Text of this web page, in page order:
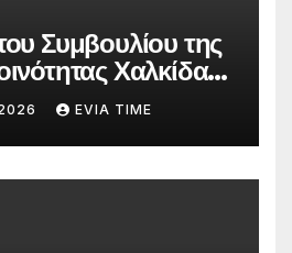
Συμβουλίου της
Χαλκίδας
EVIA TIME